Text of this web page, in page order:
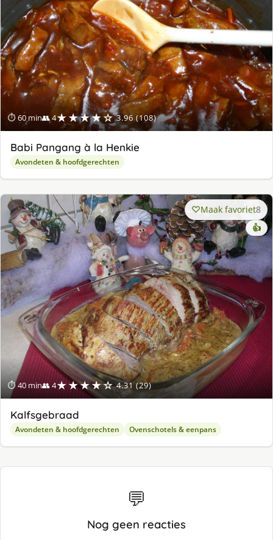
⏱ 60 min👥 4★★★★☆ 3.96 (108)
Babi Pangang à la Henkie
Avondeten & hoofdgerechten
⏱ 40 min👥 4★★★★☆ 4.31 (29)
Maak favoriet8
👍
Kalfsgebraad
Avondeten & hoofdgerechten Ovenschotels & eenpans
💬
Nog geen reacties